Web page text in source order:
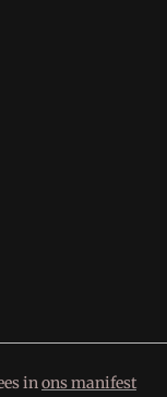
inons manifest